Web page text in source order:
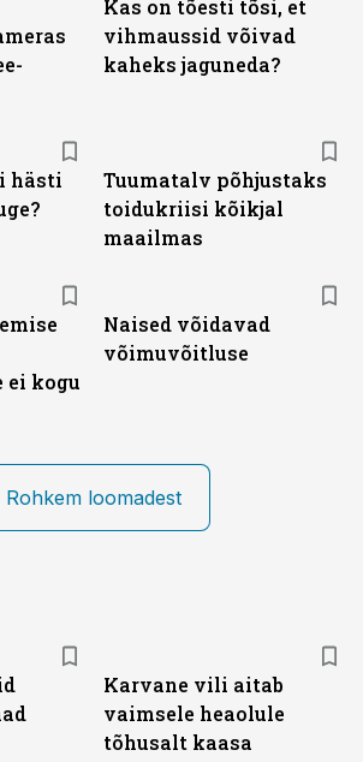
Kas on tõesti tõsi, et
vihmaussid võivad
kaheks jaguneda?
hästi
Tuumatalv põhjustaks
toidukriisi kõikjal
maailmas
ei kogu
Naised võidavad
võimuvõitluse
Rohkem loomadest
Karvane vili aitab
vaimsele heaolule
tõhusalt kaasa